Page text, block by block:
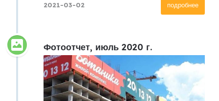
подробнее
2021-03-02
Фотоотчет, июль 2020 г.